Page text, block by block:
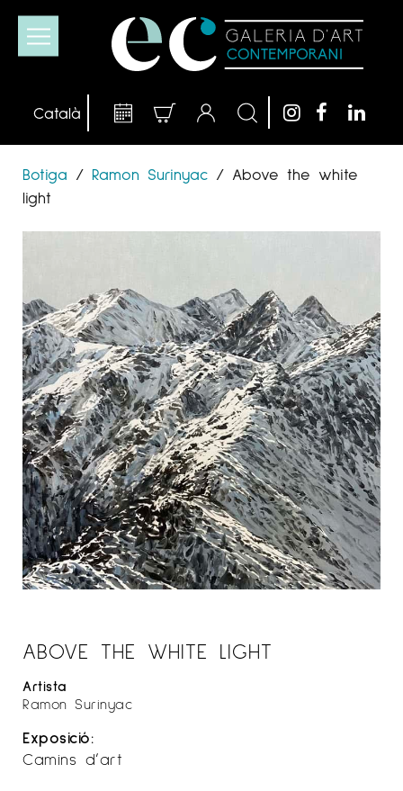
Botiga / Ramon Surinyac / Above the white
light
ABOVE THE WHITE LIGHT
Artista
Ramon Surinyac
Exposició:
Camins d’art